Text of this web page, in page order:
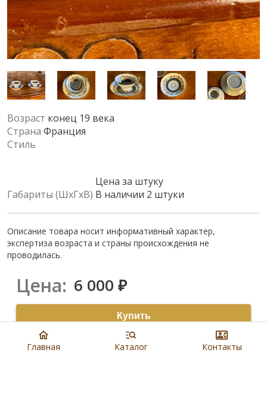
Возраст конец 19 века
Страна Франция
Стиль
Габариты (ШхГхВ)
Цена за штуку
В наличии 2 штуки
Описание товара носит информативный характер,
экспертиза возраста и страны происхождения не
проводилась.
Цена: 6 000 ₽
Купить
8 901 279 19 19
Главная Каталог Контакты